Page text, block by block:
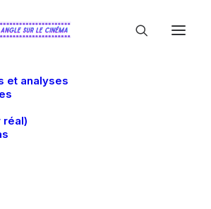
et analyses
réal)